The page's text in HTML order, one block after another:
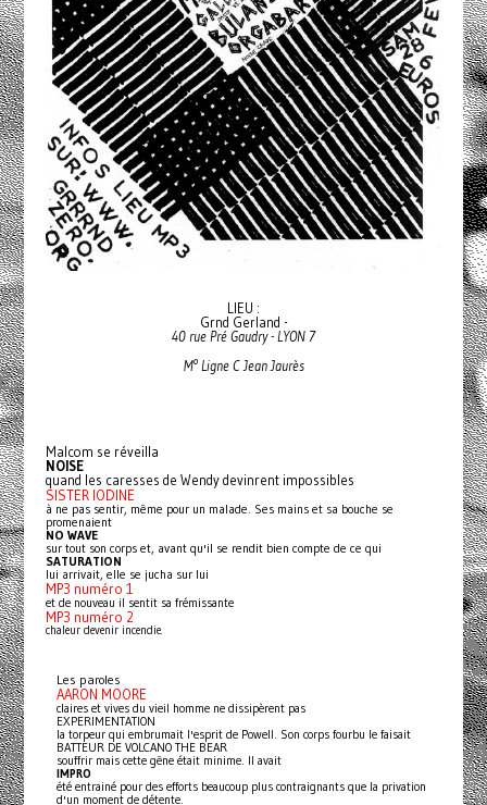
LIEU :
Grnd Gerland -
40 rue Pré Gaudry - LYON 7
M° Ligne C Jean Jaurès
Malcom se réveilla
NOISE
quand les caresses de Wendy devinrent impossibles
SISTER IODINE
à ne pas sentir, même pour un malade. Ses mains et sa bouche se
promenaient
NO WAVE
sur tout son corps et, avant qu'il se rendit bien compte de ce qui
SATURATION
lui arrivait, elle se jucha sur lui
MP3 numéro 1
et de nouveau il sentit sa frémissante
MP3 numéro 2
chaleur devenir incendie.
Les paroles
AARON MOORE
claires et vives du vieil homme ne dissipèrent pas
EXPERIMENTATION
la torpeur qui embrumait l'esprit de Powell. Son corps fourbu le faisait
BATTEUR DE VOLCANO THE BEAR
souffrir mais cette gêne était minime. Il avait
IMPRO
été entrainé pour des efforts beaucoup plus contraignants que la privation
d'un moment de détente.